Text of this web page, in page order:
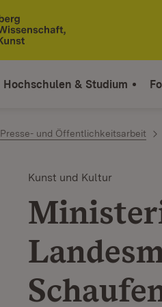
Hochschulen & Studium
Presse- und Öffentlichkeitsarbeit
Kunst und Kultur